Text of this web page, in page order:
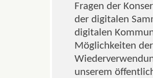
Fragen der
der digitalen
digitalen
Möglichkeiten der
unserem